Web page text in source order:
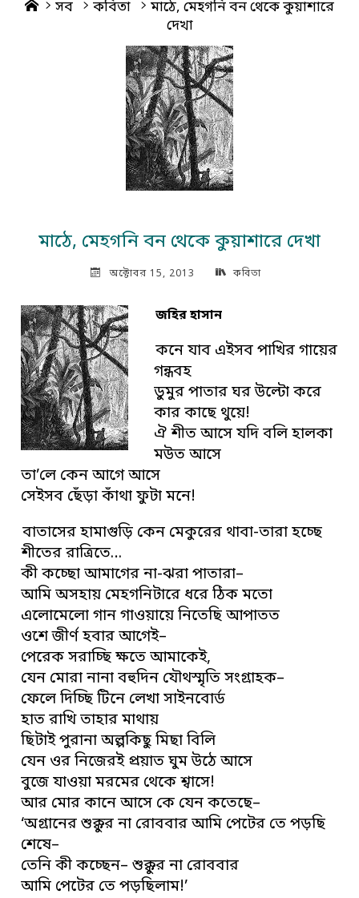
Home
সব কবিতা
মাঠে, মেহগনি বন থেকে কুয়াশারে
দেখা
মাঠে, মেহগনি বন থেকে কুয়াশারে দেখা
অক্টোবর 15, 2013 কবিতা
জহির হাসান
কনে যাব এইসব পাখির গায়ের
গন্ধবহ
ডুমুর পাতার ঘর উল্টো করে
কার কাছে থুয়ে!
ঐ শীত আসে যদি বলি হালকা
মউত আসে
তা’লে কেন আগে আসে
সেইসব ছেঁড়া কাঁথা ফুটা মনে!
বাতাসের হামাগুড়ি কেন মেকুরের থাবা-তারা হচ্ছে
শীতের রাত্রিতে…
কী কচ্ছো আমাগের না-ঝরা পাতারা–
আমি অসহায় মেহগনিটারে ধরে ঠিক মতো
এলোমেলো গান গাওয়ায়ে নিতেছি আপাতত
ওশে জীর্ণ হবার আগেই–
পেরেক সরাচ্ছি ক্ষতে আমাকেই,
যেন মোরা নানা বহুদিন যৌথস্মৃতি সংগ্রাহক–
ফেলে দিচ্ছি টিনে লেখা সাইনবোর্ড
হাত রাখি তাহার মাথায়
ছিটাই পুরানা অল্পকিছু মিছা বিলি
যেন ওর নিজেরই প্রয়াত ঘুম উঠে আসে
বুজে যাওয়া মরমের থেকে শ্বাসে!
আর মোর কানে আসে কে যেন কতেছে–
‘অগ্রানের শুক্কুর না রোববার আমি পেটের তে পড়ছি
শেষে–
তেনি কী কচ্ছেন– শুক্কুর না রোববার
আমি পেটের তে পড়ছিলাম!’